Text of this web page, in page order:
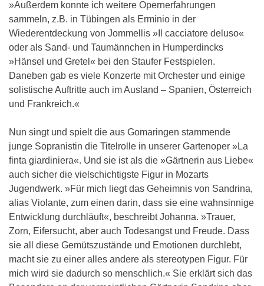
»Außerdem konnte ich weitere Opernerfahrungen
sammeln, z.B. in Tübingen als Erminio in der
Wiederentdeckung von Jommellis »Il cacciatore deluso«
oder als Sand- und Taumännchen in Humperdincks
»Hänsel und Gretel« bei den Staufer Festspielen.
Daneben gab es viele Konzerte mit Orchester und einige
solistische Auftritte auch im Ausland – Spanien, Österreich
und Frankreich.«
Nun singt und spielt die aus Gomaringen stammende
junge Sopranistin die Titelrolle in unserer Gartenoper »La
finta giardiniera«. Und sie ist als die »Gärtnerin aus Liebe«
auch sicher die vielschichtigste Figur in Mozarts
Jugendwerk. »Für mich liegt das Geheimnis von Sandrina,
alias Violante, zum einen darin, dass sie eine wahnsinnige
Entwicklung durchläuft«, beschreibt Johanna. »Trauer,
Zorn, Eifersucht, aber auch Todesangst und Freude. Dass
sie all diese Gemütszustände und Emotionen durchlebt,
macht sie zu einer alles andere als stereotypen Figur. Für
mich wird sie dadurch so menschlich.« Sie erklärt sich das